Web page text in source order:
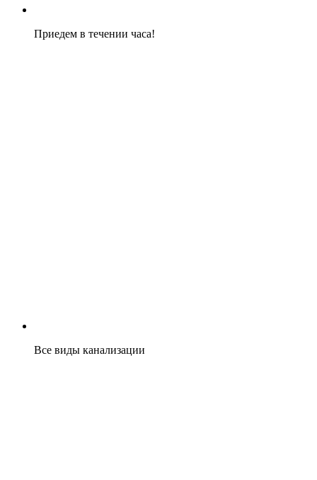
Приедем в течении часа!
Все виды канализации